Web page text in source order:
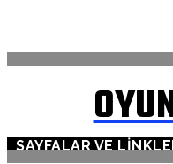
SAYFALAR VE